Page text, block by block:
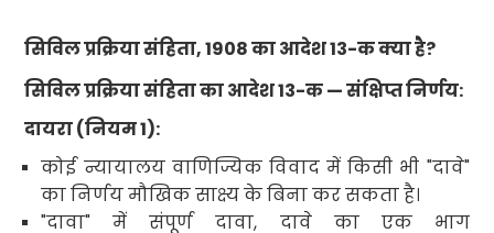
सिविल प्रक्रिया संहिता, 1908का आदेश13-कक्या है?
सिविल प्रक्रिया संहिता का आदेश13-क—संक्षिप्त निर्णय:
दायरा (नियम1):
कोई न्यायालय वाणिज्यिक विवाद में किसी भी "दावे"
का निर्णय मौखिक साक्ष्य के बिना कर सकता है।
"दावा" में संपूर्ण दावा, दावे का एक भाग